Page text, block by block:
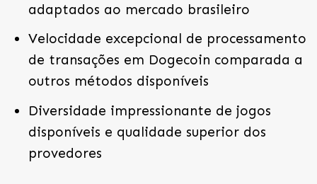
adaptados ao mercado brasileiro
Velocidade excepcional de processamento
de transações em Dogecoin comparada a
outros métodos disponíveis
Diversidade impressionante de jogos
disponíveis e qualidade superior dos
provedores